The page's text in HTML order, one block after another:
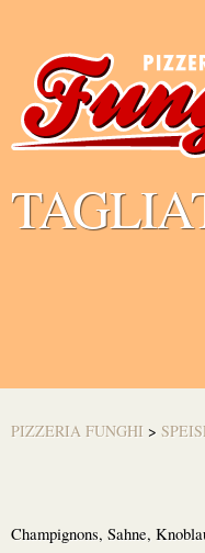
PIZZERIA FUNGHI >
Champignons, Sahne,